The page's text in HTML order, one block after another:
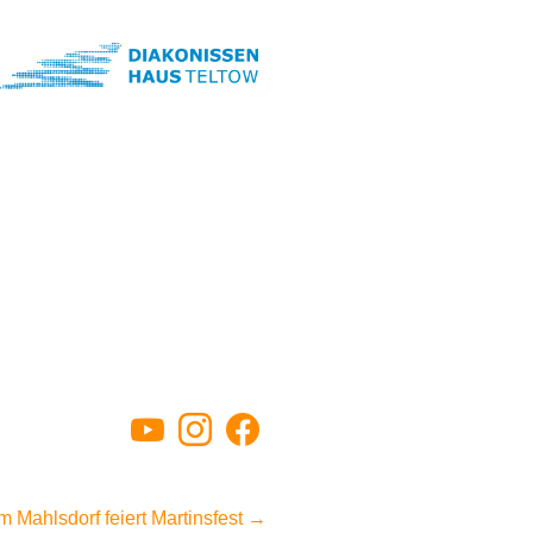
YouTubeInstagramFacebook
Mahlsdorf feiert Martinsfest →